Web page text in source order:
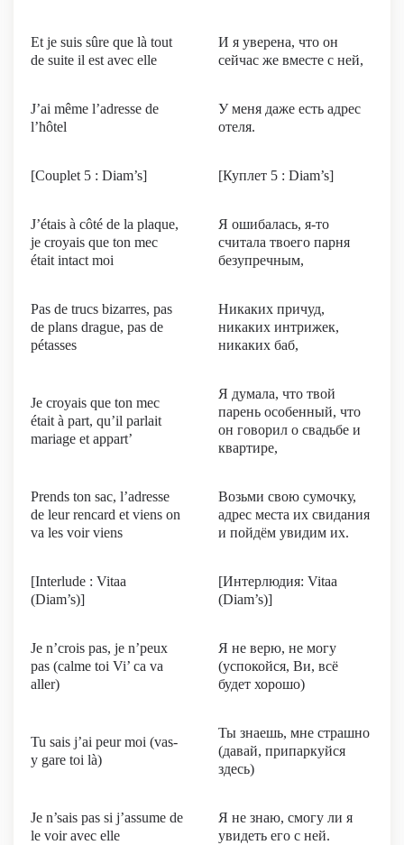
Et je suis sûre que là tout
de suite il est avec elle
И я уверена, что он
сейчас же вместе с ней,
J’ai même l’adresse de
l’hôtel
У меня даже есть адрес
отеля.
[Couplet 5 : Diam’s] [Куплет 5 : Diam’s]
J’étais à côté de la plaque,
je croyais que ton mec
était intact moi
Я ошибалась, я-то
считала твоего парня
безупречным,
Pas de trucs bizarres, pas
de plans drague, pas de
pétasses
Никаких причуд,
никаких интрижек,
никаких баб,
Je croyais que ton mec
était à part, qu’il parlait
mariage et appart’
Я думала, что твой
парень особенный, что
он говорил о свадьбе и
квартире,
Prends ton sac, l’adresse
de leur rencard et viens on
va les voir viens
Возьми свою сумочку,
адрес места их свидания
и пойдём увидим их.
[Interlude : Vitaa
(Diam’s)]
[Интерлюдия: Vitaa
(Diam’s)]
Je n’crois pas, je n’peux
pas (calme toi Vi’ ca va
aller)
Я не верю, не могу
(успокойся, Ви, всё
будет хорошо)
Tu sais j’ai peur moi (vas-
y gare toi là)
Ты знаешь, мне страшно
(давай, припаркуйся
здесь)
Je n’sais pas si j’assume de
le voir avec elle
Я не знаю, смогу ли я
увидеть его с ней.